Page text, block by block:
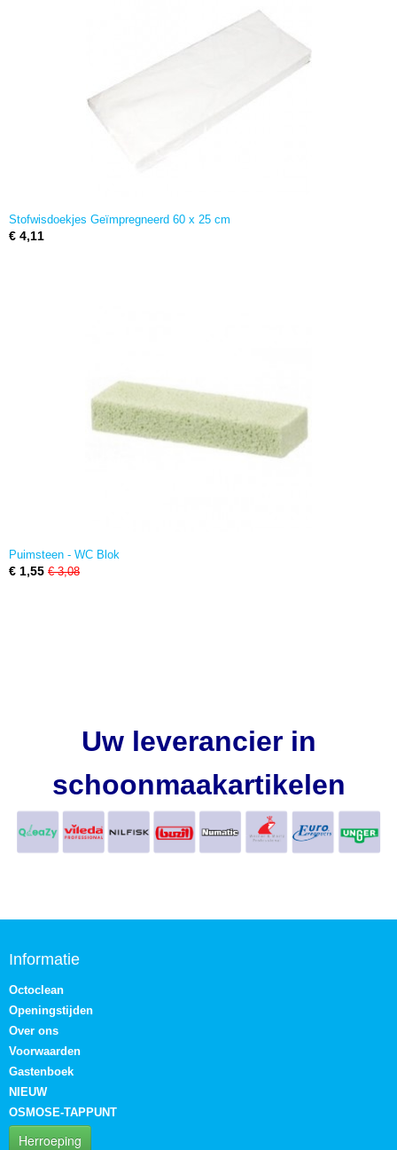
Stofwisdoekjes Geïmpregneerd 60 x 25 cm
€ 4,11
Puimsteen - WC Blok
€ 1,55 € 3,08
Uw leverancier in
schoonmaakartikelen
Informatie
Octoclean
Openingstijden
Over ons
Voorwaarden
Gastenboek
NIEUW
OSMOSE-TAPPUNT
Herroeping